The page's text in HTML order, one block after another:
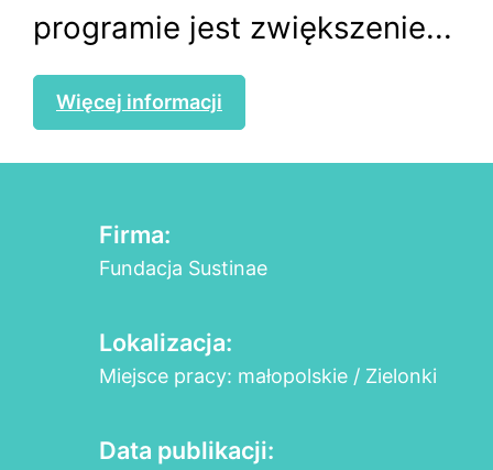
programie jest zwiększenie...
Więcej informacji
Firma:
Fundacja Sustinae
Lokalizacja:
Miejsce pracy: małopolskie / Zielonki
Data publikacji: